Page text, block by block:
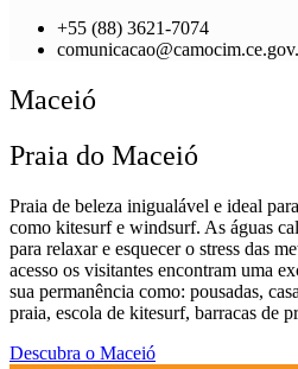
+55 (88) 3621-7074
Maceió
Praia do Maceió
Praia de beleza inigualável e ideal
como kitesurf e windsurf. As águas
para relaxar e esquecer o stress das
acesso os visitantes encontram uma
sua permanência como: pousadas,
praia, escola de kitesurf, barracas de
Descubra o Maceió